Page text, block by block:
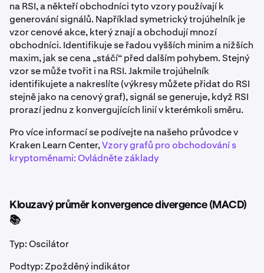
na RSI, a někteří obchodníci tyto vzory používají k
generování signálů. Například symetrický trojúhelník je
vzor cenové akce, který znají a obchodují mnozí
obchodníci. Identifikuje se řadou vyšších minim a nižších
maxim, jak se cena „stáčí“ před dalším pohybem. Stejný
vzor se může tvořit i na RSI. Jakmile trojúhelník
identifikujete a nakreslíte (výkresy můžete přidat do RSI
stejně jako na cenový graf), signál se generuje, když RSI
prorazí jednu z konvergujících linií v kterémkoli směru.
Pro více informací se podívejte na našeho průvodce v
Kraken Learn Center,Vzory grafů pro obchodování s
kryptoměnami: Ovládněte základy
Klouzavý průměr konvergence divergence (MACD)
📚
Typ: Oscilátor
Podtyp: Zpožděný indikátor